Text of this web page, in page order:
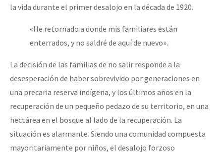
la vida durante el primer desalojo en la década de 1920.
«He retornado a donde mis familiares están
enterrados, y no saldré de aquí de nuevo».
La decisión de las familias de no salir responde a la
desesperación de haber sobrevivido por generaciones en
una precaria reserva indígena, y los últimos años en la
recuperación de un pequeño pedazo de su territorio, en una
hectárea en el bosque al lado de la recuperación. La
situación es alarmante. Siendo una comunidad compuesta
mayoritariamente por niños, el desalojo forzoso